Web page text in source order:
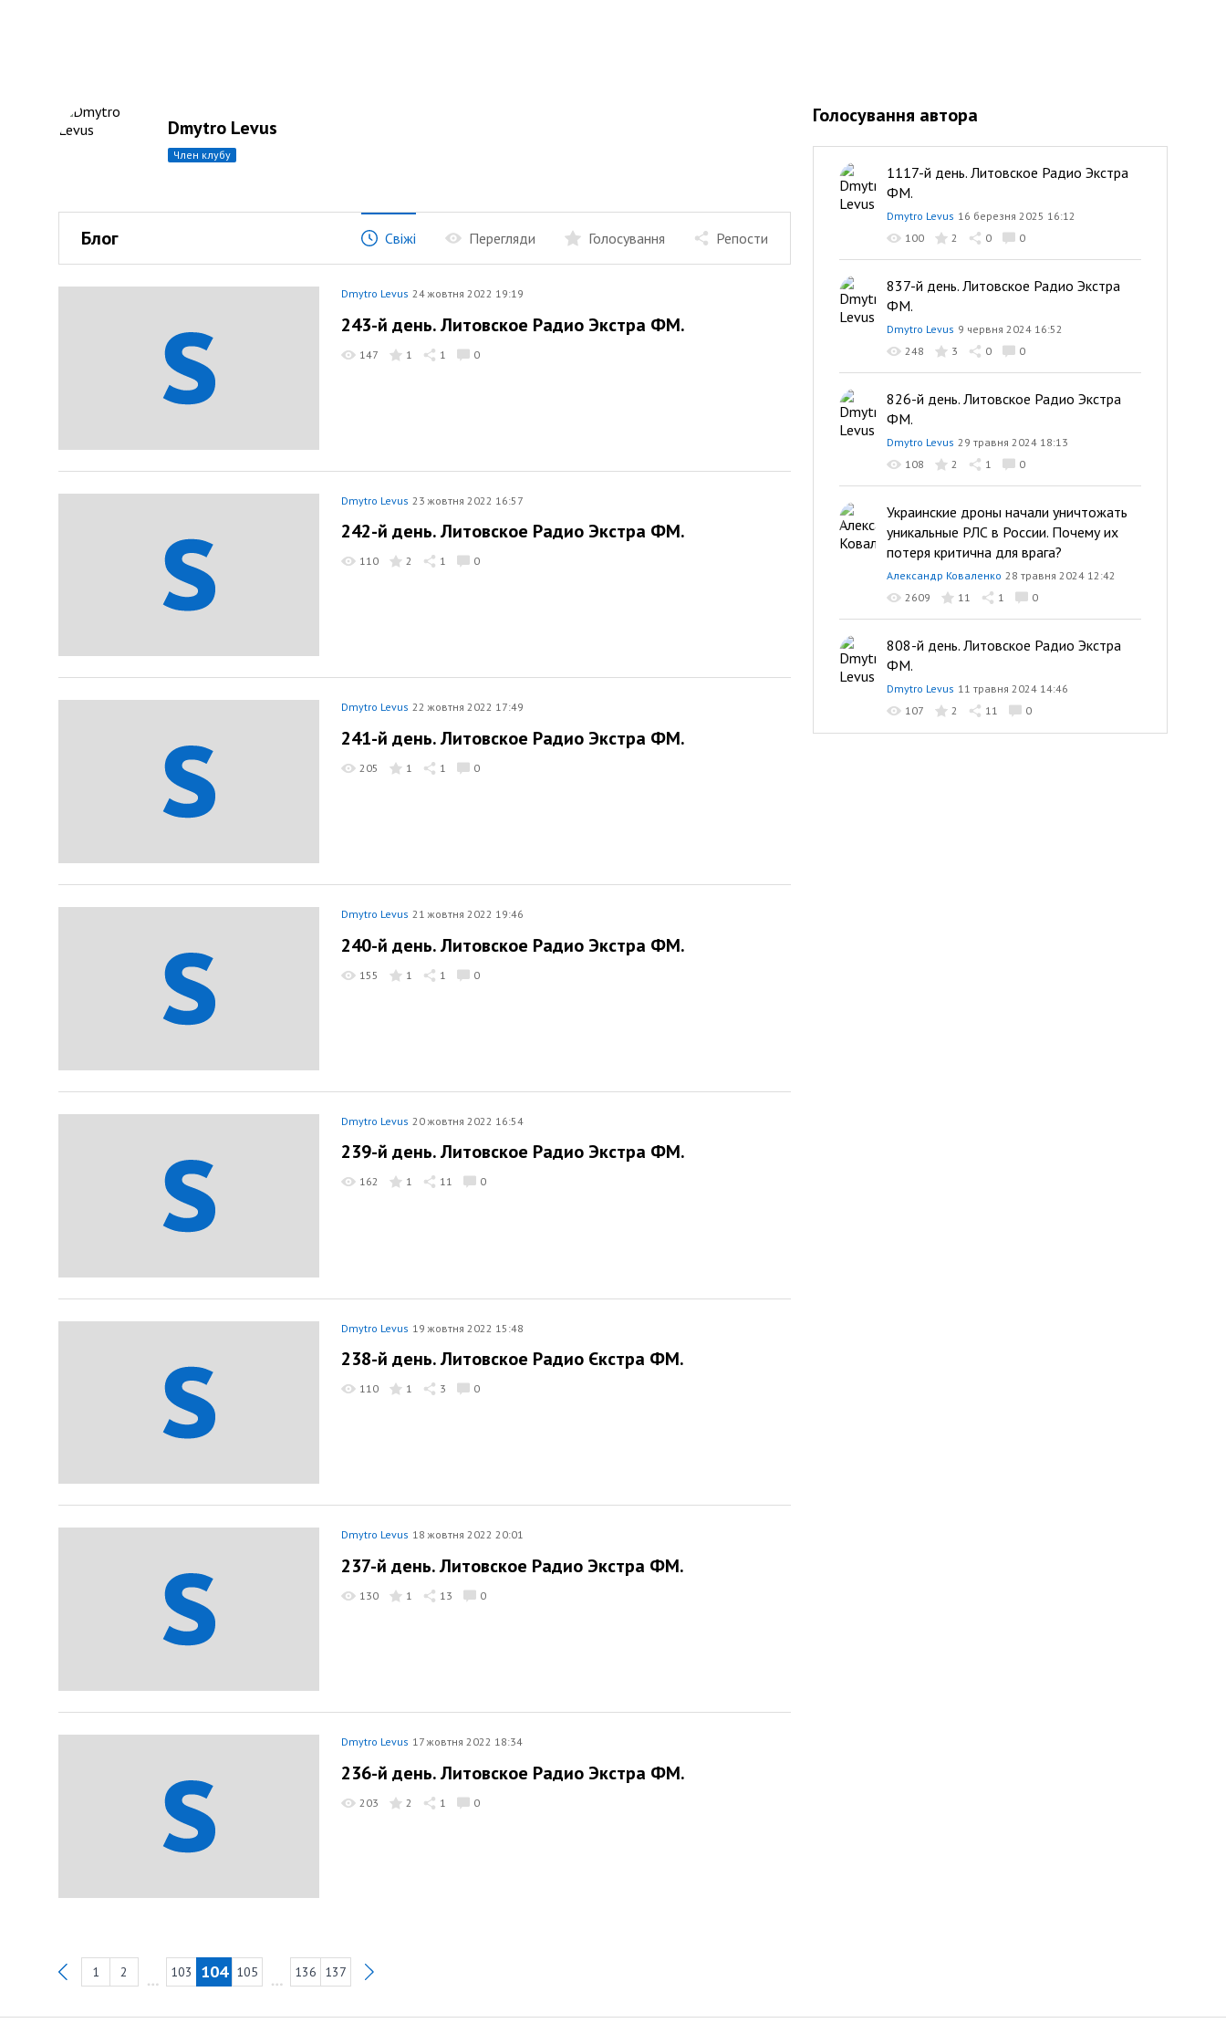
Dmytro Levus
член клубу
Блог Свіжі Перегляди Голосування Репости
Dmytro Levus 24 жовтня 2022 19:19
243-й день. Литовское Радио Экстра ФМ.
147 1 1 0
Dmytro Levus 23 жовтня 2022 16:57
242-й день. Литовское Радио Экстра ФМ.
110 2 1 0
Dmytro Levus 22 жовтня 2022 17:49
241-й день. Литовское Радио Экстра ФМ.
205 1 1 0
Dmytro Levus 21 жовтня 2022 19:46
240-й день. Литовское Радио Экстра ФМ.
155 1 1 0
Dmytro Levus 20 жовтня 2022 16:54
239-й день. Литовское Радио Экстра ФМ.
162 1 11 0
Dmytro Levus 19 жовтня 2022 15:48
238-й день. Литовское Радио Єкстра ФМ.
110 1 3 0
Dmytro Levus 18 жовтня 2022 20:01
237-й день. Литовское Радио Экстра ФМ.
130 1 13 0
Dmytro Levus 17 жовтня 2022 18:34
236-й день. Литовское Радио Экстра ФМ.
203 2 1 0
Previous
1 2 103 104 105 136 137
Голосування автора
1117-й день. Литовское Радио Экстра
ФМ.
Dmytro Levus 16 березня 2025 16:12
100
2 0 0
837-й день. Литовское Радио Экстра
ФМ.
Dmytro Levus 9 червня 2024 16:52
248
3 0 0
826-й день. Литовское Радио Экстра
ФМ.
Dmytro Levus 29 травня 2024 18:13
108
2 1 0
Украинские дроны начали уничтожать
уникальные РЛС в России. Почему их
потеря критична для врага?
Александр Коваленко 28 травня 2024 12:42
2609
11 1 0
808-й день. Литовское Радио Экстра
ФМ.
Dmytro Levus 11 травня 2024 14:46
107
2 11 0